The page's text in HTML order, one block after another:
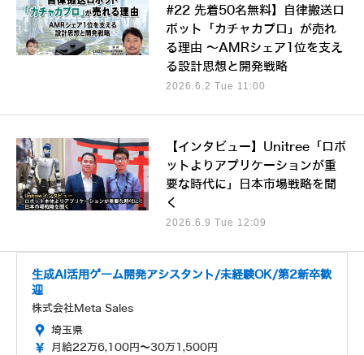
#22 先着50名無料】自律搬送ロ
ボット「カチャカプロ」が売れ
る理由 ～AMRシェア1位を支え
る設計思想と開発戦略
2026.6.2 Tue 11:00
【インタビュー】Unitree「ロボ
ットよりアプリケーションが重
要な時代に」日本市場戦略を聞
く
2026.6.9 Tue 12:09
生成AI活用ゲーム開発アシスタント/未経験OK/第2新卒歓
迎
株式会社Meta Sales
埼玉県
月給22万6,100円～30万1,500円